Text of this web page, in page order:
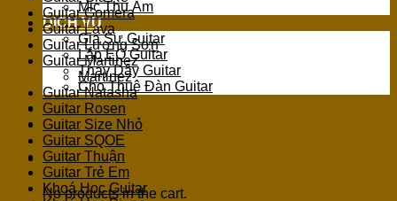
Mic Thu Âm
DỊCH VỤ
Gia Sư Guitar
Lắp EQ Guitar
Thay Dây Guitar
Cho Thuê Đàn Guitar
Cart
No products in the cart.
Guitar Gomera
Guitar Lava
Guitar Lương Sơn
Guitar Martinez
Martinez
Guitar Natasha
Guitar Rosen
Guitar Size Nhỏ
Guitar SQOE
Guitar Thuận
Guitar Trẻ Em
Khoá Học Guitar